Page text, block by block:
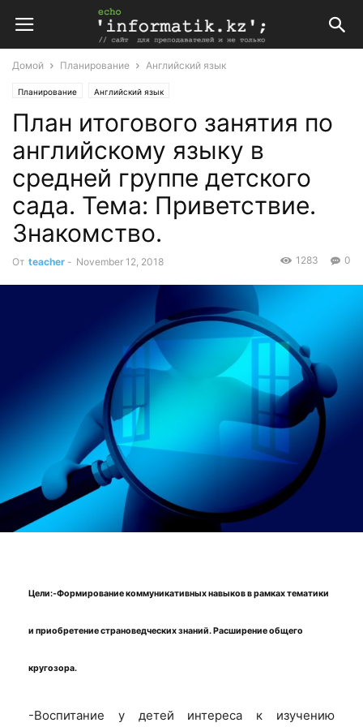
Домой Планирование Английский язык
Планирование Английский язык
Английский язык в подготовительной группе детского сада
План итогового занятия по
английскому языку в
средней группе детского
сада. Тема: Приветствие.
Знакомство.
От teacher - November 12, 2018 0
1283
Цели:-Формирование коммуникативных навыков в рамках тематики
и приобретение страноведческих знаний. Расширение общего
кругозора.
-Воспитание у детей интереса к изучению